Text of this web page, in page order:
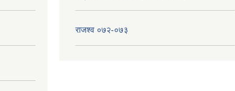
राजश्व ०७२-०७३